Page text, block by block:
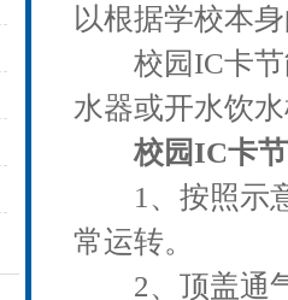
以根据学校本
校园IC卡节
水器或开水饮
校园IC卡
1、按照示意
常运转。
2、顶盖通气